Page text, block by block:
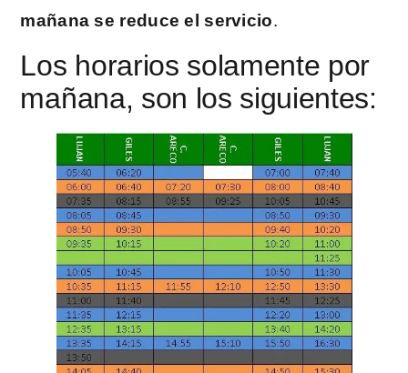
mañana se reduce el servicio.
Los horarios solamente por
mañana, son los siguientes: